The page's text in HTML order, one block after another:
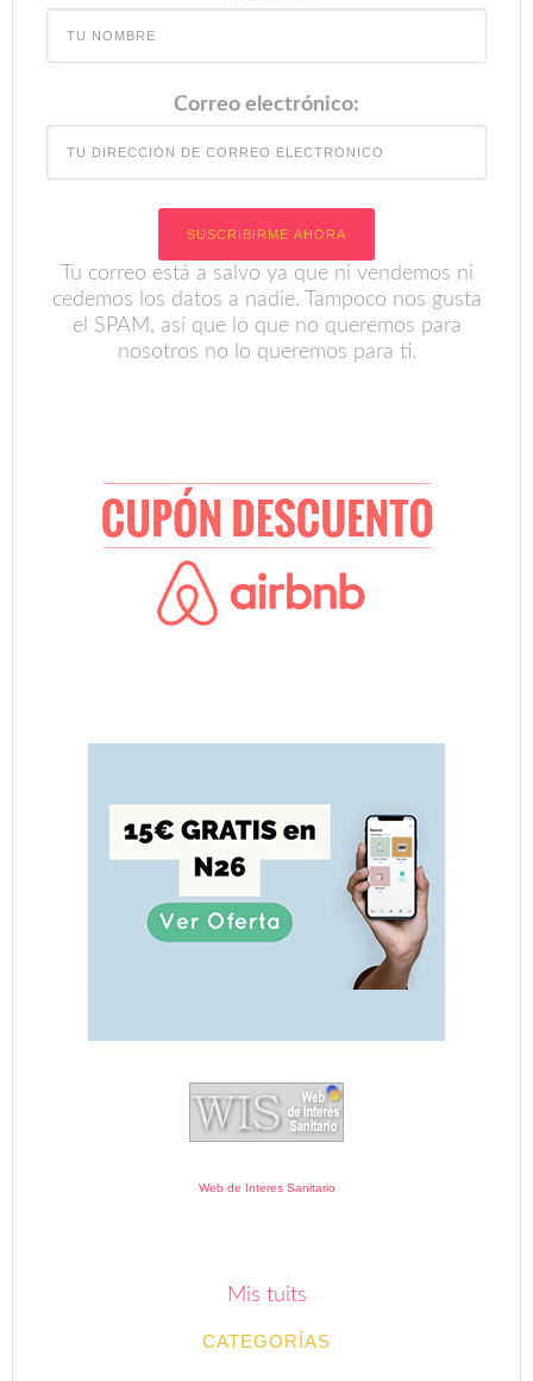
Correo electrónico:
Tu correo está a salvo ya que ni vendemos ni
cedemos los datos a nadie. Tampoco nos gusta
el SPAM, así que lo que no queremos para
nosotros no lo queremos para ti.
Web de Interes Sanitario
Mis tuits
CATEGORÍAS